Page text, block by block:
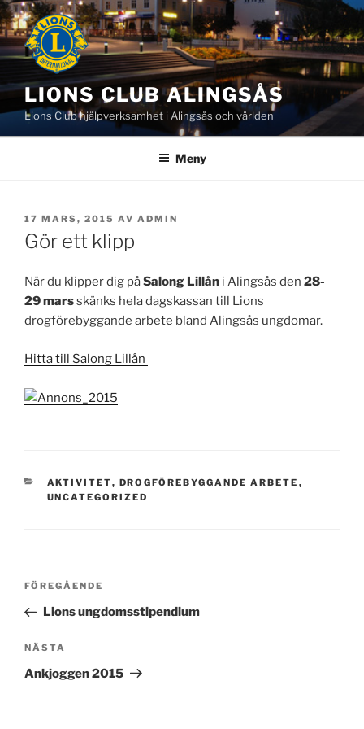
Hoppa
till
innehåll
LIONS CLUB ALINGSÅS
Lions Club hjälpverksamhet i Alingsås och världen
Meny
PUBLICERAT
17 MARS, 2015 AV ADMIN
Gör ett klipp
När du klipper dig påSalong Lillån i Alingsås den 28-
29 marsskänks hela dagskassan till Lions
drogförebyggande arbete bland Alingsås ungdomar.
Hitta till Salong Lillån
KATEGORIER
AKTIVITET, DROGFÖREBYGGANDE ARBETE ,
UNCATEGORIZED
Inläggsnavigering
Föregående
inlägg
FÖREGÅENDE
Lions ungdomsstipendium
Nästa
inlägg
NÄSTA
Ankjoggen 2015